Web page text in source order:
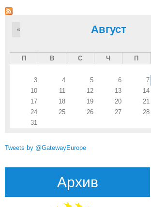
Август
«
П В С Ч П
3
4 5 6 7
10
11 12 13 14
17
18 19 20 21
24
25 26 27 28
31
Tweets by @GatewayEurope
Архив